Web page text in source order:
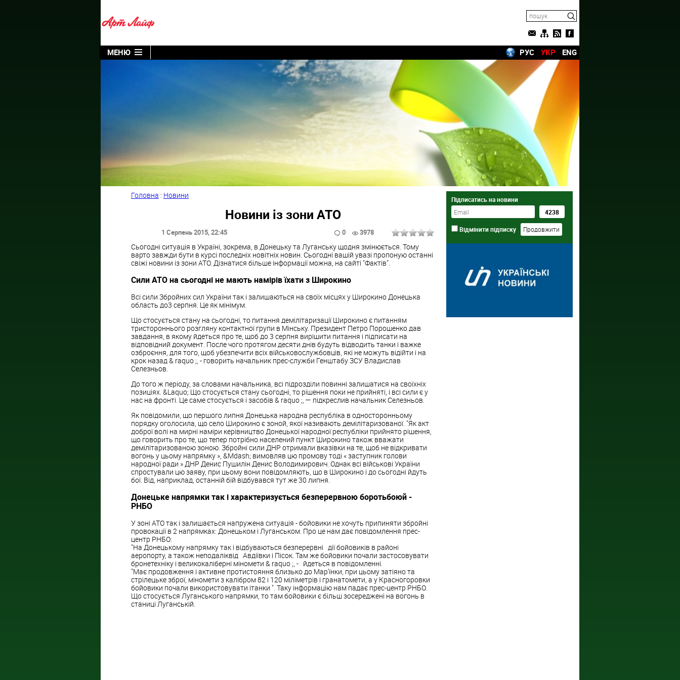
МЕНЮ РУС УКР ENG
Головна : Новини
Новини із зони АТО
1 Серпень 2015, 22:45 0 3978
Сьогодні ситуація в Україні, зокрема, в Донецьку та Луганську щодня змінюється. Тому
варто завжди бути в курсі последніх новітніх новин. Сьогодні вашій увазі пропоную останні
свіжі новини із зони АТО. Дізнатися більше інформації можна, на сайті "Фактів".
Сили АТО на сьогодні не мають намірів їхати з Широкино
Всі сили Збройних сил України так і залишаються на своїх місцях у Широкино Донецька
область до3 серпня. Це як мінімум.
Що стосується стану на сьогодні, то питання демілітаризації Широкино є питанням
тристороннього розгляну контактної групи в Мінську. Президент Петро Порошенко дав
завдання, в якому йдеться про те, щоб до 3 серпня вирішити питання і підписати на
відповідний документ. После чого протягом десяти днів будуть відводить танки і важке
озброєння, для того, щоб убезпечити всіх військовослужбовців, які не можуть відійти і на
крок назад & raquo ;, - говорить начальник прес-служби Генштабу ЗСУ Владислав
Селезньов.
До того ж періоду, за словами начальника, всі підрозділи повинні залишатися на своїхніх
позиціях. &Laquo; Що стосується стану сьогодні, то рішення поки не прийняті, і всі сили є у
нас на фронті. Це саме стосується і засобів & raquo ;, — підкреслив начальник Селезньов.
Як повідомили, що першого липня Донецька народна республіка в односторонньому
порядку оголосила, що село Широкино є зоной, якої називають демілітаризованої. "Як акт
доброї волі на мирні наміри керівництво Донецької народної республіки прийнято рішення,
що говорить про те, що тепер потрібно населений пункт Широкино також вважати
демілітаризованою зоною. Збройні сили ДНР отримали вказівки на те, щоб не відкривати
вогонь у цьому напрямку », &Mdash; вимовляв цю промову тоді « заступник голови
народної ради » ДНР Денис Пушилін Денис Володимирович. Однак всі військові України
спростували цю заяву, при цьому вони повідомляють, що в Широкино і до сьогодні йдуть
бої. Від, наприклад, останній бій відбувався тут же 30 липня.
Донецьке напрямки так і характеризується безперервною боротьбоюй -
РНБО
У зоні АТО так і залишається напружена ситуація - бойовики не хочуть припиняти збройні
провокації в 2 напрямках: Донецьком і Луганськом. Про це нам дає повідомлення прес-
центр РНБО:
"На Донецькому напрямку так і відбуваються безперервні дії бойовиків в районі
аеропорту, а також неподаліквід Авдіївки і Пісок. Там же бойовики почали застосовувати
бронетехніку і великокаліберні міномети & raquo ;, - йдеться в повідомленні.
"Має продовження і активне протистояння близько до Мар'їнки, при цьому затіяно та
стрілецьке зброї, міномети з калібром 82 і 120 міліметрів і гранатомети, а у Красногоровки
бойовики почали використовувати ітанки ". Таку інформацію нам падає прес-центр РНБО.
Що стосується Луганського напрямки, то там бойовики є більш зосереджені на вогонь в
станиці Луганській.
Підписатись на новини
Відмінити підписку